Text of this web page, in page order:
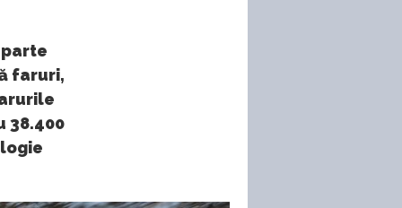
parte
faruri,
38.400